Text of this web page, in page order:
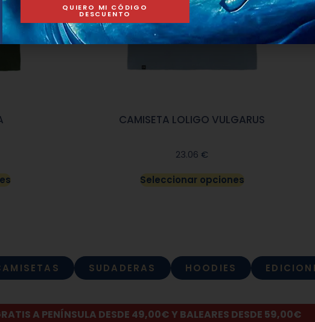
CAMISETA LOLIGO VULGARUS
23.06 €
Seleccionar opciones
SUDADERAS HOODIES
A PENÍNSULA DESDE 49,00€ Y BALEARES DESDE 59,00€
QUIERO MI CÓDIGO
DESCUENTO